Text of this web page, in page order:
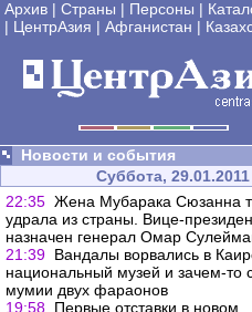
Архив | Страны | Персоны |
| ЦентрАзия | Афганистан |
Новости и события
Суббота, 29.01.2011
22:35 Жена Мубарака Сюзанна
удрала из страны. Вице-
назначен генерал Омар
21:39 Вандалы ворвались в
национальный музей и зачем-то
мумии двух фараонов
19:58 Первые отставки в новом